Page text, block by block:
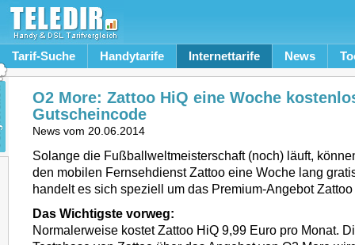
Tarif-Suche Handytarife Internettarife News
O2 More: Zattoo HiQ eine Woche
Gutscheincode
News vom 20.06.2014
Solange die Fußballweltmeisterschaft (noch) läuft,
den mobilen Fernsehdienst Zattoo eine Woche lang
handelt es sich speziell um das Premium-Angebot
Das Wichtigste vorweg:
Normalerweise kostet Zattoo HiQ 9,99 Euro pro Monat.